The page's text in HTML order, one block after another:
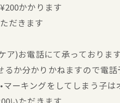
かかります
だきます
ア)お電話にて承っておりま
か分かりかねますので電
ーキングをしてしまう子